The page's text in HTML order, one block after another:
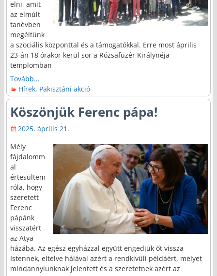
elni, amit
az elmúlt
tanévben
megéltünk
a szociális központtal és a támogatókkal. Erre most április
23-án 18 órakor kerül sor a Rózsafüzér Királynéja
templomban
Tovább...
Hírek, Pakisztáni akció
Köszönjük Ferenc pápa!
2025. április 21.
Mély
fájdalomm
al
értesültem
róla, hogy
szeretett
Ferenc
pápánk
visszatért
az Atya
házába. Az egész egyházzal együtt engedjük őt vissza
Istennek, eltelve hálával azért a rendkívüli példáért, melyet
mindannyiunknak jelentett és a szeretetnek azért az